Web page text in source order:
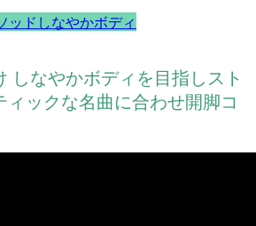
ッドしなやかボディ
しなやかボディを目指しスト
ィックな名曲に合わせ開脚コ